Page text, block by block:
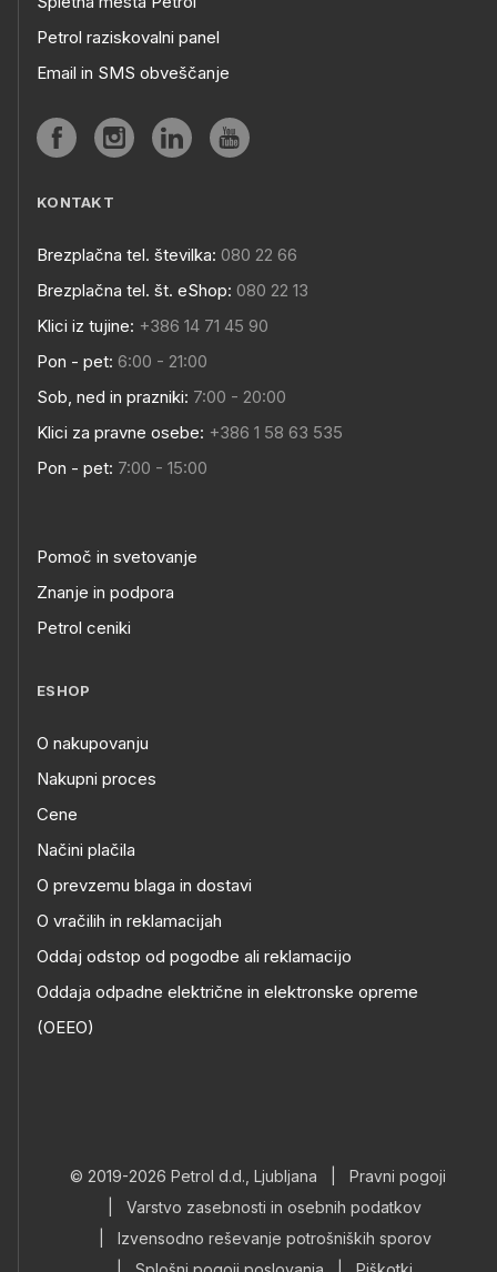
Petrol raziskovalni panel
Email in SMS obveščanje
KONTAKT
Brezplačna tel. številka: 080 22 66
Brezplačna tel. št. eShop: 080 22 13
Klici iz tujine: +386 14 71 45 90
Pon - pet: 6:00 - 21:00
Sob, ned in prazniki: 7:00 - 20:00
Klici za pravne osebe: +386 1 58 63 535
Pon - pet: 7:00 - 15:00
Pomoč in svetovanje
Znanje in podpora
Petrol ceniki
ESHOP
O nakupovanju
Nakupni proces
Cene
Načini plačila
O prevzemu blaga in dostavi
O vračilih in reklamacijah
Oddaj odstop od pogodbe ali reklamacijo
Oddaja odpadne električne in elektronske opreme
(OEEO)
© 2019-2026 Petrol d.d., Ljubljana
Pravni pogoji
Varstvo zasebnosti in osebnih podatkov
Izvensodno reševanje potrošniških sporov